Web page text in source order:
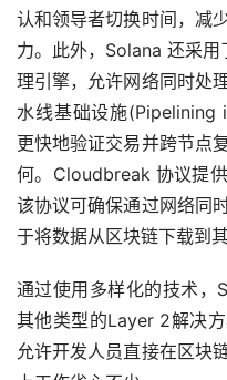
认和领导者切换时间，减
力。此外，Solana 还采
理引擎，允许网络同时处
水线基础设施(Pipelining
更快地验证交易并跨节点
何。Cloudbreak 协议提
该协议可确保通过网络同
于将数据从区块链下载到
通过使用多样化的技术，
其他类型的Layer 2解决
允许开发人员直接在区块